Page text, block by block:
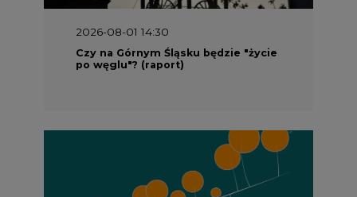
2026-08-01 14:30
Czy na Górnym Śląsku będzie "życie
po węglu"? (raport)